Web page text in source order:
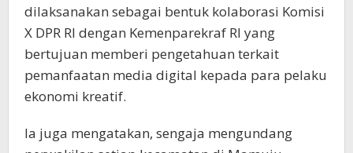
dilaksanakan sebagai bentuk kolaborasi Komisi
X DPR RI dengan Kemenparekraf RI yang
bertujuan memberi pengetahuan terkait
pemanfaatan media digital kepada para pelaku
ekonomi kreatif.
Ia juga mengatakan, sengaja mengundang